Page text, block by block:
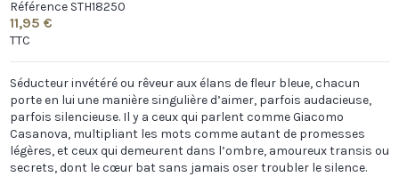
Référence STH18250
11,95 €
TTC
Séducteur invétéré ou rêveur aux élans de fleur bleue, chacun
porte en lui une manière singulière d’aimer, parfois audacieuse,
parfois silencieuse. Il y a ceux qui parlent commeGiacomo
Casanova, multipliant les mots comme autant de promesses
légères, et ceux qui demeurent dans l’ombre, amoureux transis ou
secrets, dont le cœur bat sans jamais oser troubler le silence.